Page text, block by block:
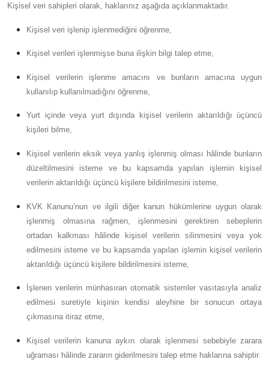
Kişisel veri sahipleri olarak, haklarınız aşağıda açıklanmaktadır.
Kişisel veri işlenip işlenmediğini öğrenme,
Kişisel verileri işlenmişse buna ilişkin bilgi talep etme,
Kişisel verilerin işlenme amacını ve bunların amacına uygun
kullanılıp kullanılmadığını öğrenme,
Yurt içinde veya yurt dışında kişisel verilerin aktarıldığı üçüncü
kişileri bilme,
Kişisel verilerin eksik veya yanlış işlenmiş olması hâlinde bunların
düzeltilmesini isteme ve bu kapsamda yapılan işlemin kişisel
verilerin aktarıldığı üçüncü kişilere bildirilmesini isteme,
KVK Kanunu’nun ve ilgili diğer kanun hükümlerine uygun olarak
işlenmiş olmasına rağmen, işlenmesini gerektiren sebeplerin
ortadan kalkması hâlinde kişisel verilerin silinmesini veya yok
edilmesini isteme ve bu kapsamda yapılan işlemin kişisel verilerin
aktarıldığı üçüncü kişilere bildirilmesini isteme,
İşlenen verilerin münhasıran otomatik sistemler vasıtasıyla analiz
edilmesi suretiyle kişinin kendisi aleyhine bir sonucun ortaya
çıkmasına itiraz etme,
Kişisel verilerin kanuna aykırı olarak işlenmesi sebebiyle zarara
uğraması hâlinde zararın giderilmesini talep etme haklarına sahiptir.